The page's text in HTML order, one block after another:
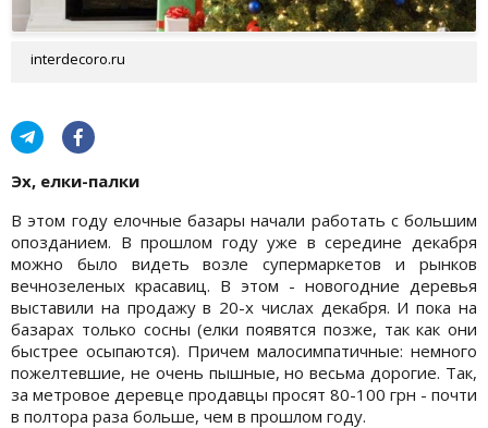
interdecoro.ru
Эх, елки-палки
В этом году елочные базары начали работать с большим
опозданием. В прошлом году уже в середине декабря
можно было видеть возле супермаркетов и рынков
вечнозеленых красавиц. В этом - новогодние деревья
выставили на продажу в 20-х числах декабря. И пока на
базарах только сосны (елки появятся позже, так как они
быстрее осыпаются). Причем малосимпатичные: немного
пожелтевшие, не очень пышные, но весьма дорогие. Так,
за метровое деревце продавцы просят 80-100 грн - почти
в полтора раза больше, чем в прошлом году.